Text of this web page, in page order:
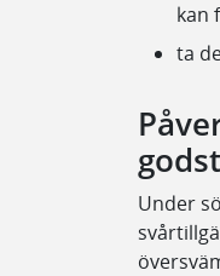
kan
ta
Under